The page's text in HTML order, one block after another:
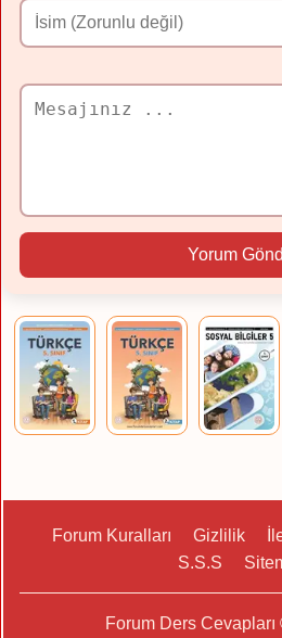
Yorum
Forum Kuralları Gizlilik
S.S.S
Forum Ders